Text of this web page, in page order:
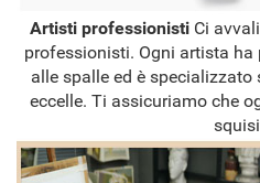
Artisti professionisti Ci
professionisti. Ogni artista ha
alle spalle ed è
eccelle. Ti assicuriamo che